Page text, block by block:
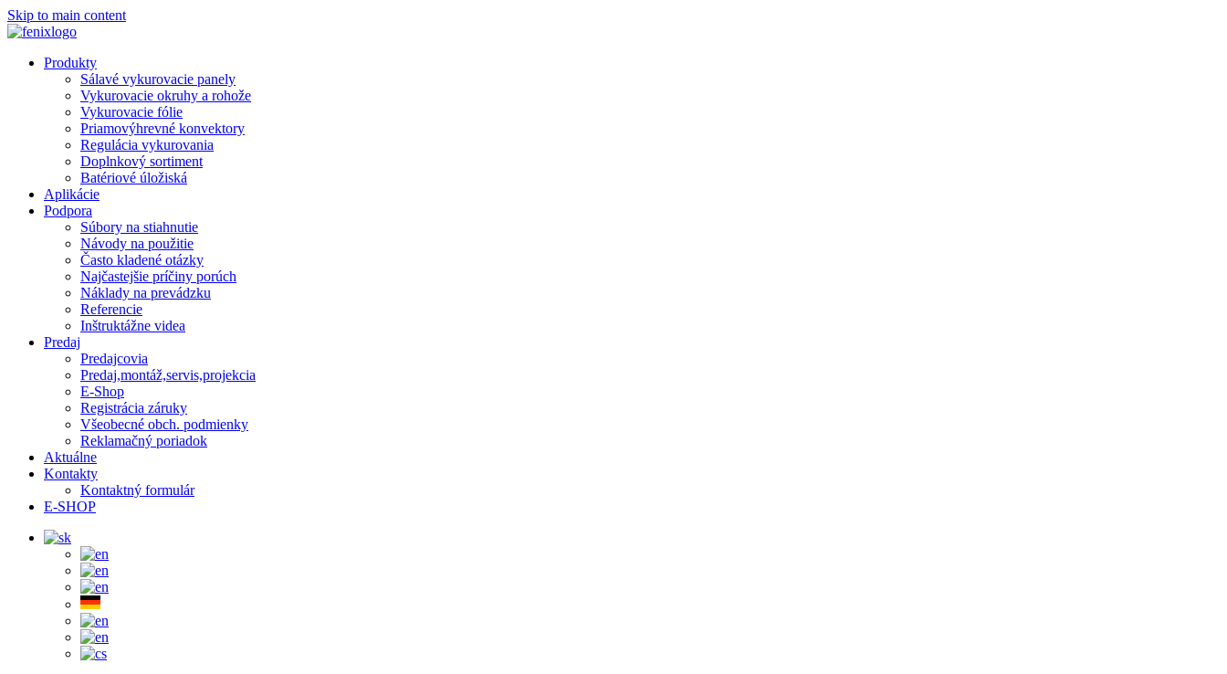
Skip to main content
Produkty
Sálavé vykurovacie panely
Vykurovacie okruhy a rohože
Vykurovacie fólie
Priamovýhrevné konvektory
Regulácia vykurovania
Doplnkový sortiment
Batériové úložiská
Aplikácie
Podpora
Súbory na stiahnutie
Návody na použitie
Často kladené otázky
Najčastejšie príčiny porúch
Náklady na prevádzku
Referencie
Inštruktážne videa
Predaj
Predajcovia
Predaj,montáž,servis,projekcia
E-Shop
Registrácia záruky
Všeobecné obch. podmienky
Reklamačný poriadok
Aktuálne
Kontakty
Kontaktný formulár
E-SHOP